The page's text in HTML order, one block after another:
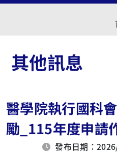
其他訊息
醫學院執行國科
勵_115年度申請
發布日期：